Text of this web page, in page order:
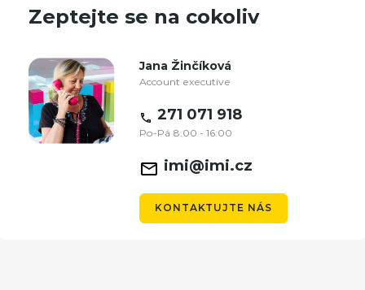
Zeptejte se na cokoliv
Jana Žinčíková
Account executive
271 071 918
Po-Pá 8:00 - 16:00
imi@imi.cz
KONTAKTUJTE NÁS